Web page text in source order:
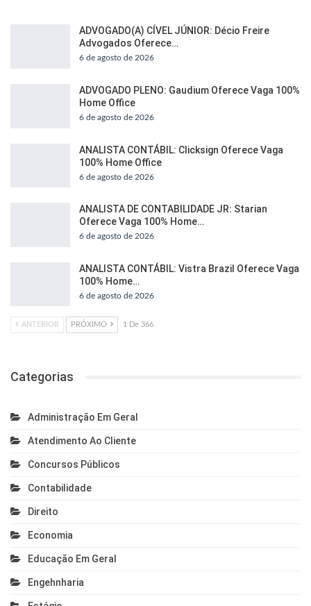
ADVOGADO(A) CÍVEL JÚNIOR: Décio Freire
Advogados Oferece…
6 de agosto de 2026
ADVOGADO PLENO: Gaudium Oferece Vaga 100%
Home Office
6 de agosto de 2026
ANALISTA CONTÁBIL: Clicksign Oferece Vaga
100% Home Office
6 de agosto de 2026
ANALISTA DE CONTABILIDADE JR: Starian
Oferece Vaga 100% Home…
6 de agosto de 2026
ANALISTA CONTÁBIL: Vistra Brazil Oferece Vaga
100% Home…
6 de agosto de 2026
ANTERIOR PRÓXIMO 1 De 366
Categorias
Administração Em Geral
Atendimento Ao Cliente
Concursos Públicos
Contabilidade
Direito
Economia
Educação Em Geral
Engehnharia